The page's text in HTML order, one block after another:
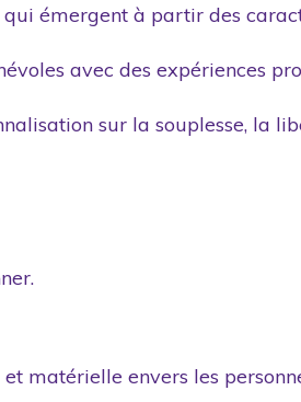
émergent à partir des
avec des expériences
sur la souplesse, la
matérielle envers les